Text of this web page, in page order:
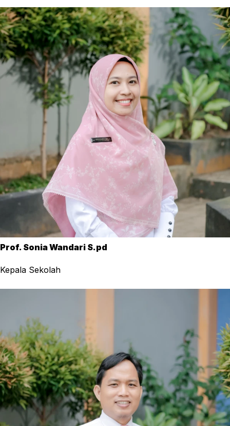
Prof. Sonia Wandari S.pd
Kepala Sekolah